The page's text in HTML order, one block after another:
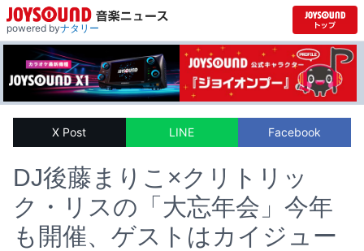
powered byナタリー
X Post LINE Facebook
DJ後藤まりこ×クリトリッ
ク・リスの「大忘年会」今年
も開催、ゲストはカイジュー